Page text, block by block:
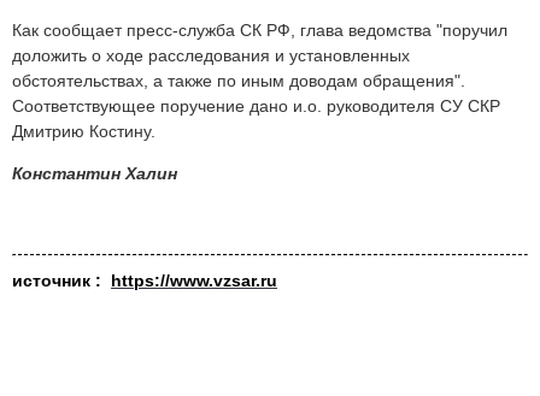
Как сообщает пресс-служба СК РФ, глава ведомства "поручил
доложить о ходе расследования и установленных
обстоятельствах, а также по иным доводам обращения".
Соответствующее поручение дано и.о. руководителя СУ СКР
Дмитрию Костину.
Константин Халин
источник : https://www.vzsar.ru